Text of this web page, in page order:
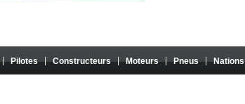
Pilotes Constructeurs Moteurs Pneus Nations